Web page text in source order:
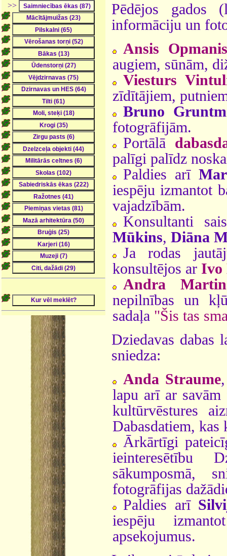
>>
Pēdējos gados
informāciju un
Ansis
augiem, sūnām,
Viesturs
zīdītājiem,
Bruno
fotogrāfijām.
Portālā
palīgi palīdz
Paldies arī
iespēju izmantot
vajadzībām.
Konsultanti
Mūkins, Diāna
Ja rodas
konsultējos ar Ivo
Andra
nepilnības un
sadaļa "Šis tas
Dziedavas dabas
sniedza:
Anda Straume
lapu arī ar
kultūrvēstures
Dabasdatiem,
Ārkārtīgi
ieinteresētību
sākumposmā,
fotogrāfijas
Paldies arī
iespēju
apsekojumus.